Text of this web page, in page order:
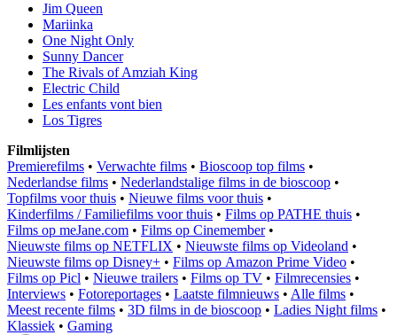
Jim Queen
Mariinka
One Night Only
Sunny Dancer
The Rivals of Amziah King
Electric Child
Les enfants vont bien
Los Tigres
Filmlijsten
Premierefilms • Verwachte films • Bioscoop top films •
Nederlandse films • Nederlandstalige films in de bioscoop •
Topfilms voor thuis • Nieuwe films voor thuis •
Kinderfilms / Familiefilms voor thuis • Films op PATHE thuis •
Films op meJane.com • Films op Cinemember•
Nieuwste films op NETFLIX • Nieuwste films op Videoland •
Nieuwste films op Disney+ • Films op Amazon Prime Video •
Films op Picl • Nieuwe trailers • Films op TV • Filmrecensies •
Interviews • Fotoreportages • Laatste filmnieuws • Alle films •
Meest recente films • 3D films in de bioscoop • Ladies Night films •
Klassiek • Gaming